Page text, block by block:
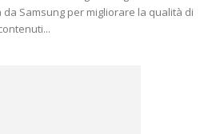
da Samsung per migliorare la qualità di